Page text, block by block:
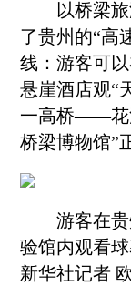
以桥梁旅
了贵州的“高
线：游客可
悬崖酒店观“
一高桥——花
桥梁博物馆”
游客在贵
验馆内观看球
新华社记者